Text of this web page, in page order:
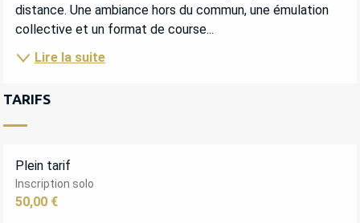
distance. Une ambiance hors du commun, une émulation
collective et un format de course...
Lire la suite
TARIFS
Plein tarif
Inscription solo
50,00 €